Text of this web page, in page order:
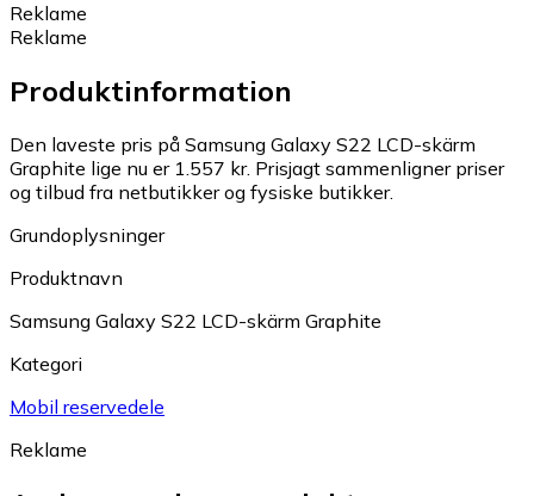
Reklame
Reklame
Produktinformation
Den laveste pris på Samsung Galaxy S22 LCD-skärm
Graphite lige nu er 1.557 kr. Prisjagt sammenligner priser
og tilbud fra netbutikker og fysiske butikker.
Grundoplysninger
Produktnavn
Samsung Galaxy S22 LCD-skärm Graphite
Kategori
Mobil reservedele
Reklame